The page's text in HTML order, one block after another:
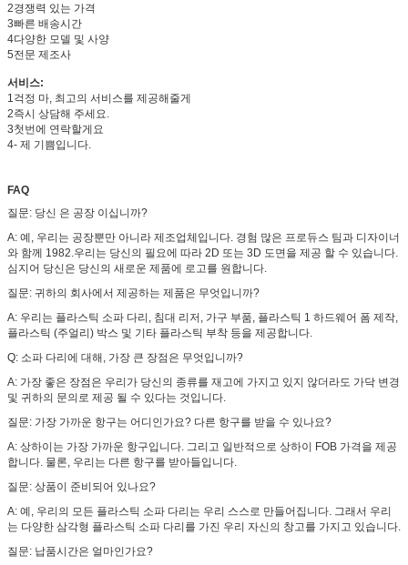
2경쟁력 있는 가격
3빠른 배송시간
4다양한 모델 및 사양
5전문 제조사
서비스:
1걱정 마, 최고의 서비스를 제공해줄게
2즉시 상담해 주세요.
3첫번에 연락할게요
4- 제 기쁨입니다.
FAQ
질문: 당신 은 공장 이십니까?
A: 예, 우리는 공장뿐만 아니라 제조업체입니다. 경험 많은 프로듀스 팀과 디자이너
와 함께 1982.우리는 당신의 필요에 따라 2D 또는 3D 도면을 제공 할 수 있습니다.
심지어 당신은 당신의 새로운 제품에 로고를 원합니다.
질문: 귀하의 회사에서 제공하는 제품은 무엇입니까?
A: 우리는 플라스틱 소파 다리, 침대 리저, 가구 부품, 플라스틱 1 하드웨어 폼 제작,
플라스틱 (주얼리) 박스 및 기타 플라스틱 부착 등을 제공합니다.
Q: 소파 다리에 대해, 가장 큰 장점은 무엇입니까?
A: 가장 좋은 장점은 우리가 당신의 종류를 재고에 가지고 있지 않더라도 가닥 변경
및 귀하의 문의로 제공 될 수 있다는 것입니다.
질문: 가장 가까운 항구는 어디인가요? 다른 항구를 받을 수 있나요?
A: 상하이는 가장 가까운 항구입니다. 그리고 일반적으로 상하이 FOB 가격을 제공
합니다. 물론, 우리는 다른 항구를 받아들입니다.
질문: 상품이 준비되어 있나요?
A: 예, 우리의 모든 플라스틱 소파 다리는 우리 스스로 만들어집니다. 그래서 우리
는 다양한 삼각형 플라스틱 소파 다리를 가진 우리 자신의 창고를 가지고 있습니다.
질문: 납품시간은 얼마인가요?